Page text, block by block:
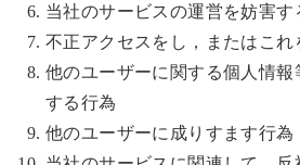
当社のサービスの運営を妨害
不正アクセスをし，またはこれ
他のユーザーに関する個人情
する行為
他のユーザーに成りすます行為